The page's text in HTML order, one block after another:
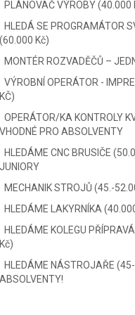
PLÁNOVAČ VÝROBY (40.000
HLEDÁ SE PROGRAMÁTOR
(60.000 Kč)
MONTÉR ROZVADĚČŮ –
VÝROBNÍ OPERÁTOR -
KČ)
OPERÁTOR/KA KONTROLY
VHODNÉ PRO ABSOLVENTY
HLEDÁME CNC BRUSIČE
JUNIORY
MECHANIK STROJŮ (45.-
HLEDÁME LAKYRNÍKA
HLEDÁME KOLEGU
Kč)
HLEDÁME NÁSTROJAŘE
ABSOLVENTY!